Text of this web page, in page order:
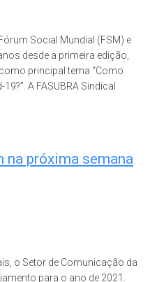
Social Mundial (FSM) e
desde a primeira edição,
principal tema “Como
A FASUBRA Sindical
na próxima semana
o Setor de Comunicação da
para o ano de 2021.